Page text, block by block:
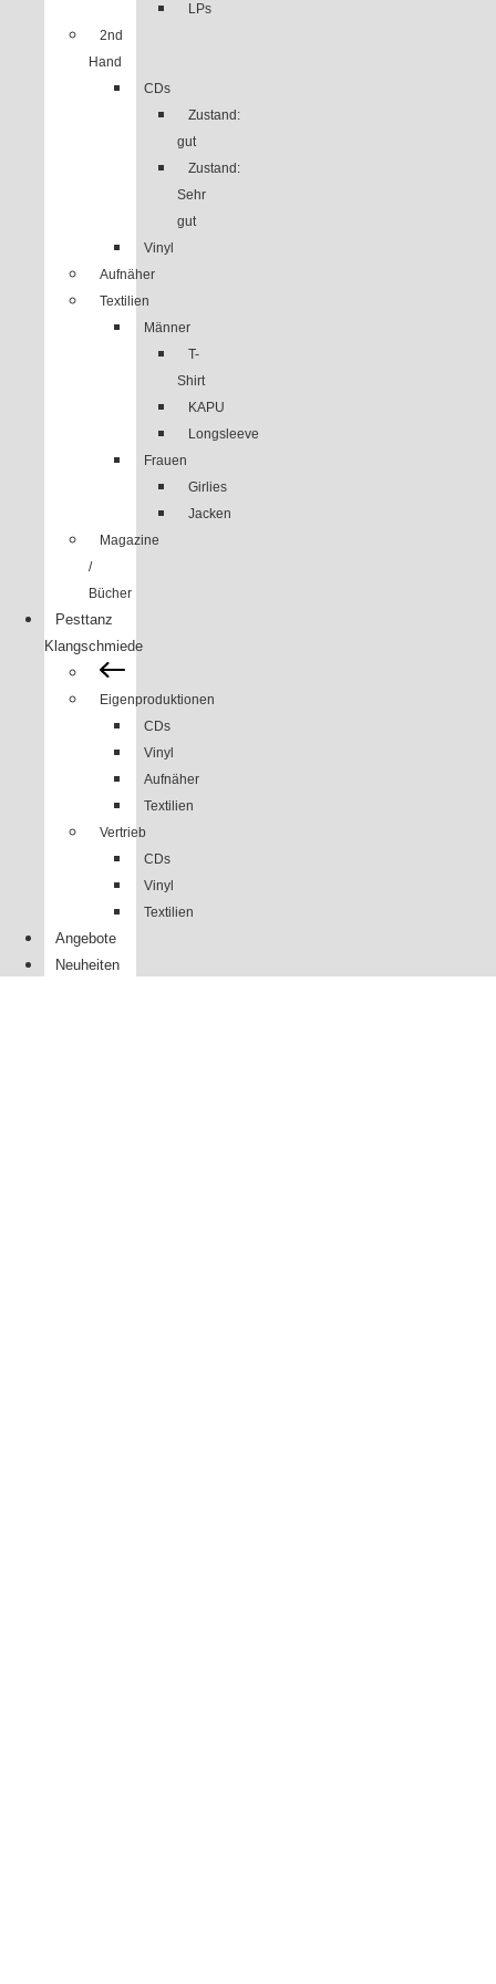
LPs
2nd
Hand
CDs
Zustand:
gut
Zustand:
Sehr
gut
Vinyl
Aufnäher
Textilien
Männer
T-
Shirt
KAPU
Longsleeve
Frauen
Girlies
Jacken
Magazine
/
Bücher
Pesttanz
Klangschmiede
Eigenproduktionen
CDs
Vinyl
Aufnäher
Textilien
Vertrieb
CDs
Vinyl
Textilien
Angebote
Neuheiten